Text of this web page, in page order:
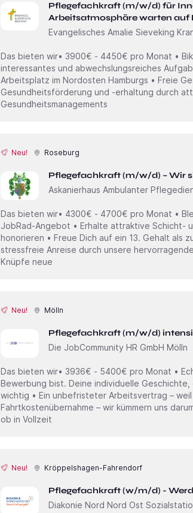
Pflegefachkraft (m/w/d) für
Arbeitsatmosphäre warten auf
Evangelisches Amalie Sieveking
Das bieten wir• 3900€ - 4450€ pro Monat •
interessantes und abwechslungsreiches
Arbeitsplatz im Nordosten Hamburgs • Freie
Gesundheitsförderung und -erhaltung durch
Gesundheitsmanagements
Neu! Roseburg
Pflegefachkraft (m/w/d) – Wir
Askanierhaus Ambulanter
Das bieten wir• 4300€ - 4700€ pro Monat •
JobRad-Angebot • Erhalte attraktive Schicht-
honorieren • Freue Dich auf ein 13. Gehalt als
stressfreie Anreise durch unsere
Knüpfe neue
Neu! Mölln
Pflegefachkraft (m/w/d)
Die JobCommunity HR GmbH Mölln
Das bieten wir• 3936€ - 5400€ pro Monat •
Bewerbung bist. Deine individuelle
wichtig • Ein unbefristeter Arbeitsvertrag –
Fahrtkostenübernahme – wir kümmern uns
ob in Vollzeit
Neu! Kröppelshagen-Fahrendorf
Pflegefachkraft (w/m/d) -
Diakonie Nord Nord Ost